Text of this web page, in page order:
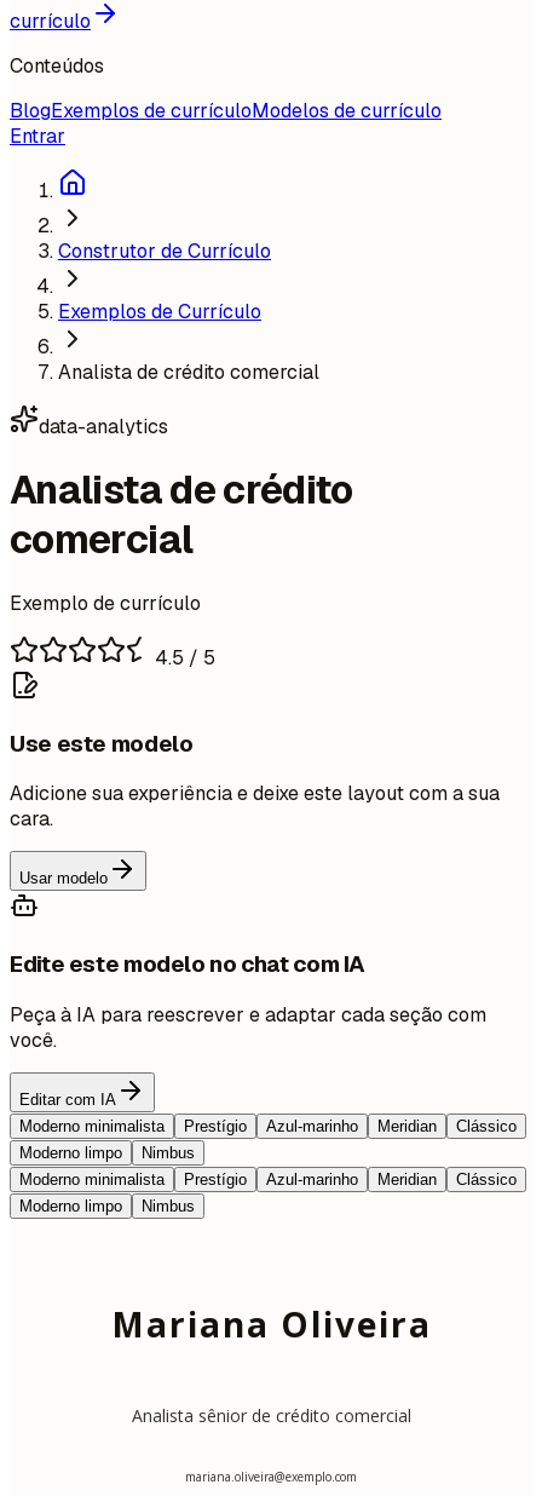
currículo
Conteúdos
BlogExemplos de currículoModelos de currículo
Entrar
Construtor de Currículo
Exemplos de Currículo
Analista de crédito comercial
data-analytics
Analista de crédito
comercial
Exemplo de currículo
4.5 / 5
Use este modelo
Adicione sua experiência e deixe este layout com a sua
cara.
Usar modelo
Edite este modelo no chat com IA
Peça à IA para reescrever e adaptar cada seção com
você.
Editar com IA
Moderno minimalista
Prestígio Azul-marinho Meridian
Clássico
Moderno limpo
Nimbus
Moderno minimalista
Prestígio Azul-marinho Meridian
Clássico
Moderno limpo
Nimbus
Mariana Oliveira
Analista sênior de crédito comercial
mariana.oliveira@exemplo.com